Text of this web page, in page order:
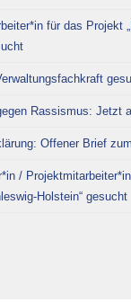
für das Projekt
Rassismus: Jetzt
Offener Brief
/
Holstein“ gesucht